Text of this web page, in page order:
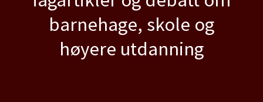
barnehage, skole og
høyere utdanning